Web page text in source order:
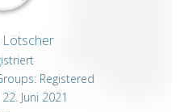
Registered
Juni 2021